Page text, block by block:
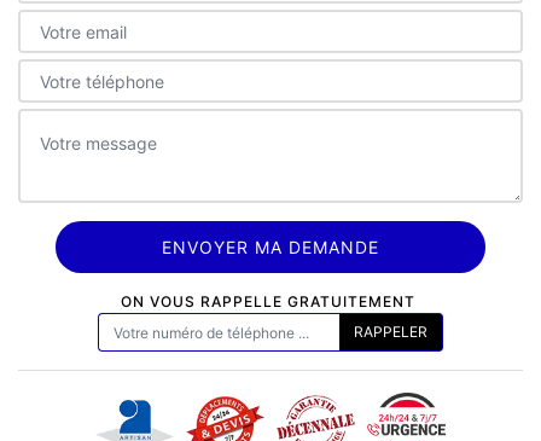
ON VOUS RAPPELLE GRATUITEMENT